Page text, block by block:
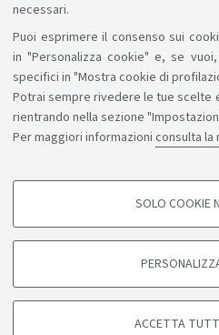
necessari.
Puoi esprimere il consenso sui
in "Personalizza cookie" e, se
specifici in "Mostra cookie di
Potrai sempre rivedere le tue scelte
rientrando nella sezione
Per maggiori informazioni consulta la
COOKIE DI PROFILAZIONE -
degli utenti, creare profili in base al
di marketing.
SOLO COOKIE
ACCETTA
Sosteniamo il diritto
Seguici
Bologna - Via Zamboni, 33 -
CF:
Note legali